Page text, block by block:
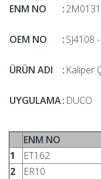
ENM NO :2M0131
OEM NO :SJ4108
ÜRÜN ADI : Kaliper
UYGULAMA: DUCO
ENM NO
1
ET162
2
ER10